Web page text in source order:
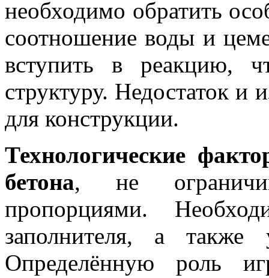
необходимо обратить
соотношение воды и
вступить в реакцию,
структуру. Недостаток и
для конструкции.
Технологические
бетона, не
пропорциями.
заполнителя, а также
Определённую роль